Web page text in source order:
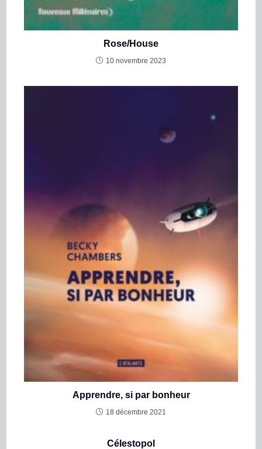
Rose/House
10 novembre 2023
Apprendre, si par bonheur
18 décembre 2021
Célestopol